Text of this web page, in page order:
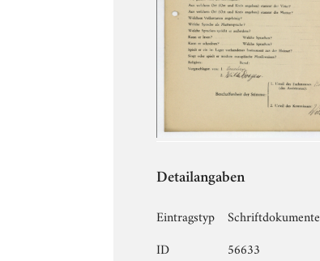
Detailangaben
Eintragstyp
Schriftdokumente
ID
56633